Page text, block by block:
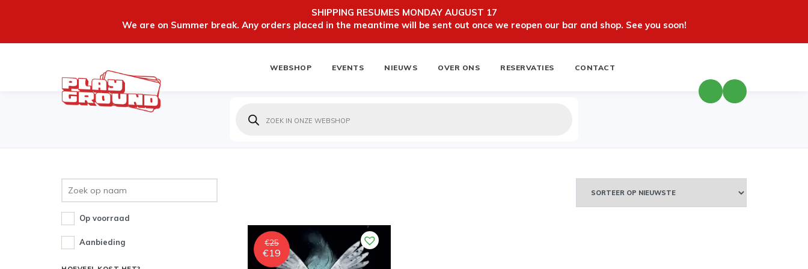
SHIPPING RESUMES MONDAY AUGUST 17
We are on Summer break. Any orders placed in the meantime will be sent out once we reopen our bar and shop. See you soon!
WEBSHOP EVENTS NIEUWS OVER ONS RESERVATIES CONTACT
zoeken
Op voorraad
Aanbieding €25
Oorspronkelijke
prijs
€19
Huidige
prijs